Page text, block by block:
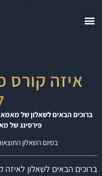
איזה קורס
ברוכים הבאים לשאלון של
פירסינג של
בסיום השאלון
ברוכים הבאים לשאלון